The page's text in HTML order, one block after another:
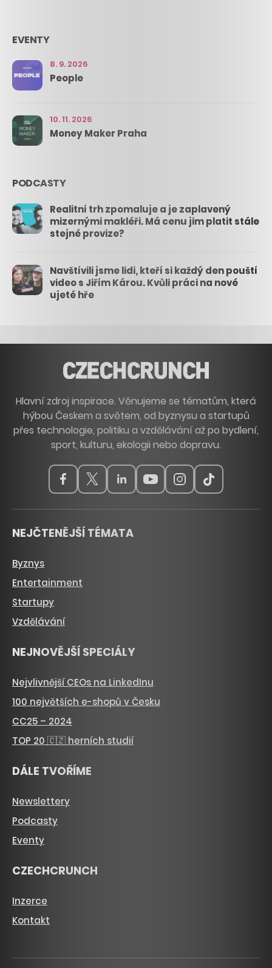
EVENTY
8. 9. 2026
People
10. 11. 2026
Money Maker Praha
PODCASTY
Realitní trh zpomaluje a je zaplavený
mizernými makléři. Má cenu jim platit stále
stejné provize?
Navštívili jsme lidi, kteří si každý den pouští
video s Jiřím Károu. Kvůli práci na nové
ujeté hře
Hlavní zdroj inspirace. Věnujeme se tématům, která
hýbou Českem a světem, od byznysu a startupů
přes technologie, politiku a vzdělávání až po bydlení,
sport, kulturu, ekologii nebo dopravu.
NEJČTENĚJŠÍ TÉMATA
Byznys
Entertainment
Startupy
Vzdělávání
NEJNOVĚJŠÍ SPECIÁLY
Nejvlivnější CEOs na LinkedInu
100 největších e-shopů v Česku
CC25 – 2024
TOP 20 🇨🇿 herních studií
DÁLE TVOŘÍME
Newslettery
Podcasty
Eventy
CZECHCRUNCH
Inzerce
Kontakt